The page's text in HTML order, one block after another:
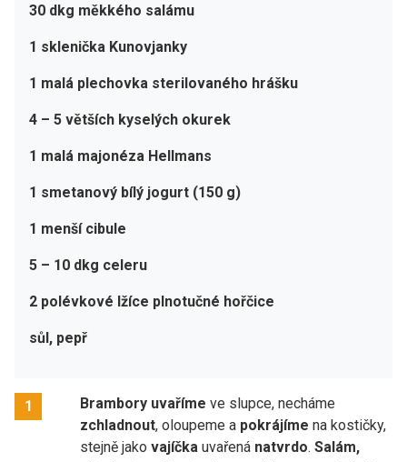
30 dkg měkkého salámu
1 sklenička Kunovjanky
1 malá plechovka sterilovaného hrášku
4 – 5 větších kyselých okurek
1 malá majonéza Hellmans
1 smetanový bílý jogurt (150 g)
1 menší cibule
5 – 10 dkg celeru
2 polévkové lžíce plnotučné hořčice
sůl, pepř
1 Brambory uvaříme ve slupce, necháme
zchladnout, oloupeme a pokrájíme na kostičky,
stejně jako vajíčka uvařená natvrdo. Salám,